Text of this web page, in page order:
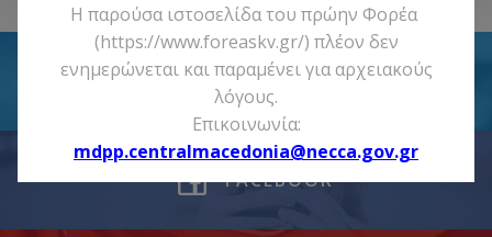
TWITTER
FACEBOOK
Η παρούσα ιστοσελίδα του πρώην Φορέα
(https://www.foreaskv.gr/) πλέον δεν
ενημερώνεται και παραμένει για αρχειακούς
λόγους.
Επικοινωνία:
mdpp.centralmacedonia@necca.gov.gr